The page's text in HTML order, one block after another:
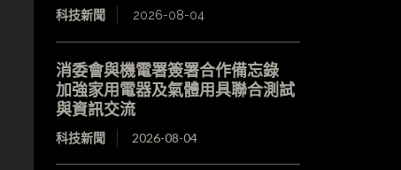
科技新聞 2026-08-04
消委會與機電署簽署合作備忘錄
加強家用電器及氣體用具聯合測試
與資訊交流
科技新聞 2026-08-04